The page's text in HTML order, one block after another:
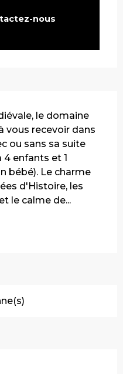
nous
le domaine
vous recevoir dans
ou sans sa suite
enfants et 1
bébé). Le charme
d'Histoire, les
le calme de...